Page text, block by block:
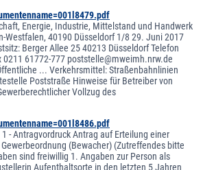
Energie, Industrie, Mittelstand und Handwerk
Westfalen, 40190 Düsseldorf 1/8 29. Juni 2017
Berger Allee 25 40213 Düsseldorf Telefon
0211 61772-777 poststelle@mweimh.nrw.de
... Verkehrsmittel: Straßenbahnlinien
Poststraße Hinweise für Betreiber von
Vollzug des
- Antragvordruck Antrag auf Erteilung einer
(Bewacher) (Zutreffendes bitte
sind freiwillig 1. Angaben zur Person als
Aufenthaltsorte in den letzten 5 Jahren